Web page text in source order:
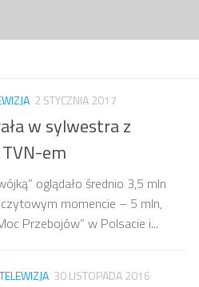
2 STYCZNIA 2017
w sylwestra z
em
oglądało średnio 3,5 mln
momencie – 5 mln,
Przebojów” w Polsacie i...
TELEWIZJA 30 LISTOPADA 2016